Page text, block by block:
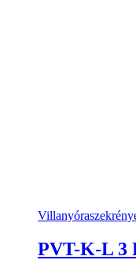
PVT-K-L 3